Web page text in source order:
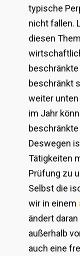
typische
nicht fallen.
diesen
beschränkt
weiter unten
im Jahr
Deswegen
Tätigkeiten
Prüfung zu
Selbst die
wir in einem
ändert
außerhalb
auch eine